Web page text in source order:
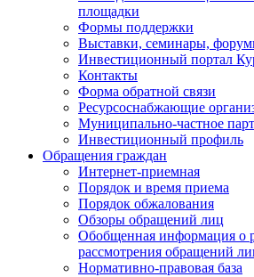
площадки
Формы поддержки
Выставки, семинары,
Инвестиционный портал
Контакты
Форма обратной связи
Ресурсоснабжающие
Муниципально-частное
Инвестиционный профиль
Обращения граждан
Интернет-приемная
Порядок и время приема
Порядок обжалования
Обзоры обращений лиц
Обобщенная информация о
рассмотрения обращений
Нормативно-правовая база